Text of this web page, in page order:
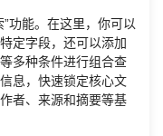
功能。在这里，你可以
定字段，还可以添加
多种条件进行组合查
息，快速锁定核心文
者、来源和摘要等基